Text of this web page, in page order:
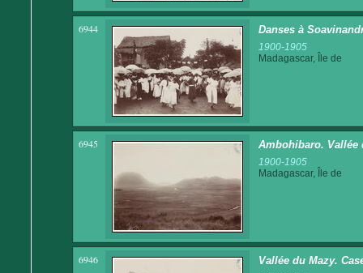
6944 Danses à
1900-1905
Madagascar, Île de
6945 Ambohibaro. Vallée
1900-1905
Madagascar, Île de
6946 Vallée du Mazy.